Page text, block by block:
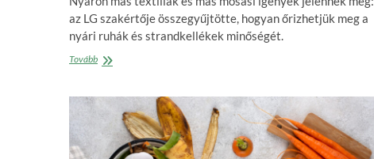
az LG szakértője összegyűjtötte, hogyan őrizhetjük meg a
nyári ruhák és strandkellékek minőségét.
TovábbTippek
legtöbbet
használt
textiljeihez,
hogy